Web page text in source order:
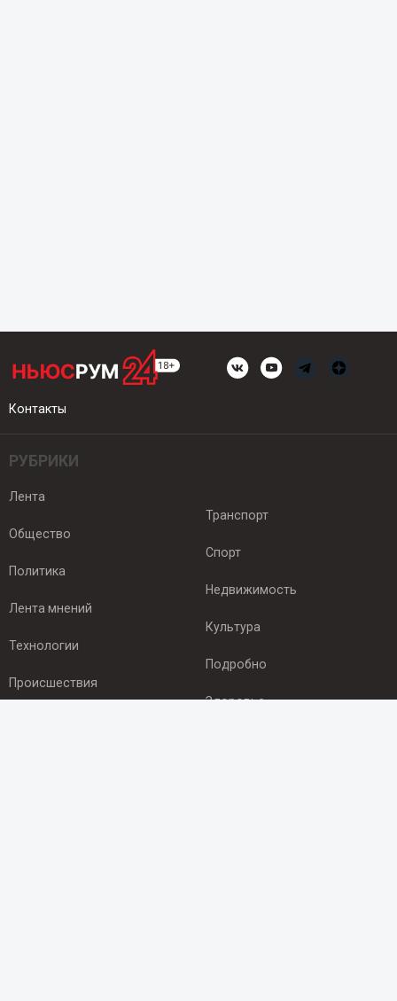
Контакты
РУБРИКИ
Лента
Общество
Политика
Лента мнений
Технологии
Происшествия
Транспорт
Спорт
Недвижимость
Культура
Подробно
Здоровье